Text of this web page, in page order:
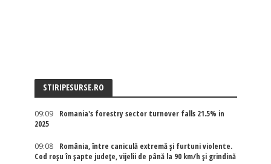
STIRIPESURSE.RO
09:09
Romania's forestry sector turnover falls 21.5% in
2025
09:08
România, între caniculă extremă și furtuni violente.
Cod roșu în șapte județe, vijelii de până la 90 km/h și grindină